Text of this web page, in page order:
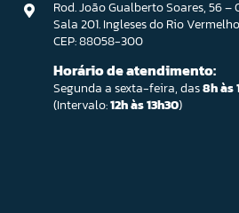
Rod. João Gualberto Soares, 56
Sala 201. Ingleses do Rio
CEP: 88058-300
Horário de atendimento:
Segunda a sexta-feira, das8h às
(Intervalo:12h às 13h30)